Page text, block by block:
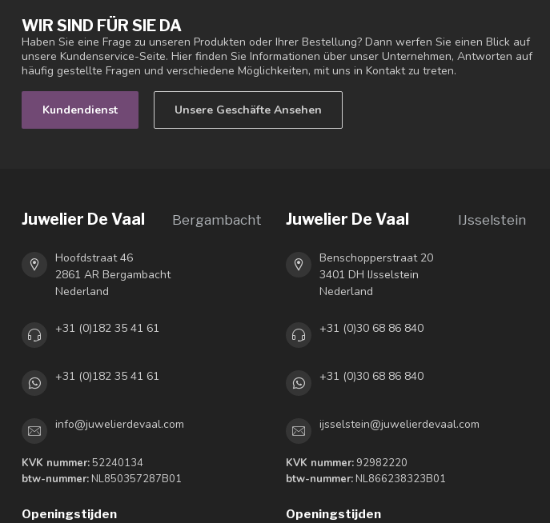
WIR SIND FÜR SIE DA
Haben Sie eine Frage zu unseren Produkten oder Ihrer Bestellung? Dann werfen Sie einen Blick auf
unsere Kundenservice-Seite. Hier finden Sie Informationen über unser Unternehmen, Antworten auf
häufig gestellte Fragen und verschiedene Möglichkeiten, mit uns in Kontakt zu treten.
Kundendienst Unsere Geschäfte Ansehen
Juwelier De Vaal Bergambacht
Hoofdstraat 46
2861 AR Bergambacht
Nederland
+31 (0)182 35 41 61
+31 (0)182 35 41 61
info@juwelierdevaal.com
KVK nummer: 52240134
btw-nummer: NL850357287B01
Openingstijden
Juwelier De Vaal IJsselstein
Benschopperstraat 20
3401 DH IJsselstein
Nederland
+31 (0)30 68 86 840
+31 (0)30 68 86 840
ijsselstein@juwelierdevaal.com
KVK nummer:92982220
btw-nummer: NL866238323B01
Openingstijden